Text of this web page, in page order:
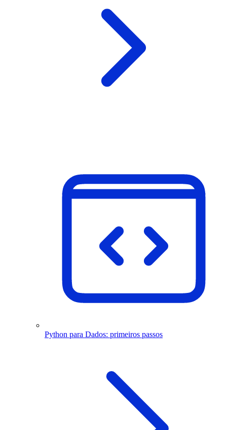
Python para Dados: primeiros passos